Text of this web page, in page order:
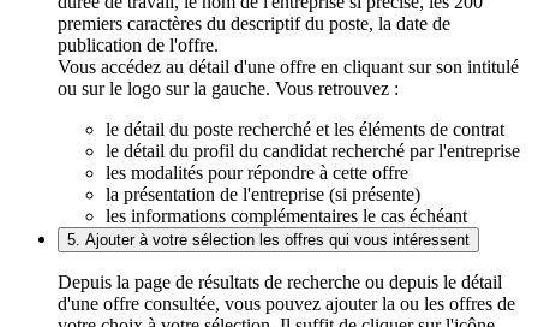
premiers caractères du descriptif du poste, la date de
publication de l'offre.
Vous accédez au détail d'une offre en cliquant sur son intitulé
ou sur le logo sur la gauche. Vous retrouvez :
le détail du poste recherché et les éléments de contrat
le détail du profil du candidat recherché par l'entreprise
les modalités pour répondre à cette offre
la présentation de l'entreprise (si présente)
les informations complémentaires le cas échéant
5. Ajouter à votre sélection les offres qui vous intéressent
Depuis la page de résultats de recherche ou depuis le détail
d'une offre consultée, vous pouvez ajouter la ou les offres de